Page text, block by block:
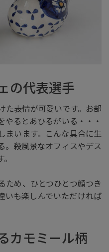
の代表選手
た表情が可愛いです。お部
るとあひるがいる・・・
まいます。こんな具合に生
。殺風景なオフィスやデス
ため、ひとつひとつ顔つき
いも楽しんでいただければ
カモミール柄